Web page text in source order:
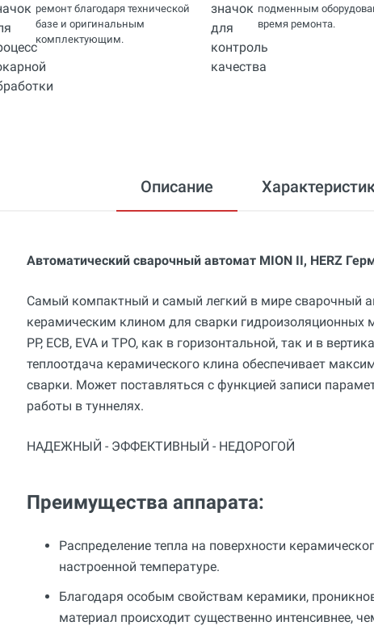
ремонт благодаря технической
базе и оригинальным
комплектующим.
подменным
время ремонта.
Описание
Автоматический сварочный автомат MION II, HERZ
Самый компактный и самый легкий в мире сварочный
керамическим клином для сварки гидроизоляционных
PP, ECB, EVA и TPO, как в горизонтальной, так и в
теплоотдача керамического клина обеспечивает
сварки. Может поставляться с функцией записи
работы в туннелях.
НАДЕЖНЫЙ - ЭФФЕКТИВНЫЙ - НЕДОРОГОЙ
Преимущества аппарата:
Распределение тепла на поверхности
настроенной температуре.
Благодаря особым свойствам керамики,
материал происходит существенно интенсивнее,